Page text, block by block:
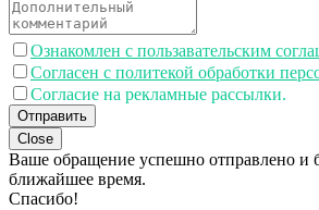
Ознакомлен с пользавательским
Согласен с политекой обработки
Согласие на рекламные рассылки.
Отправить
Close
Ваше обращение успешно отправлено и
ближайшее время.
Спасибо!